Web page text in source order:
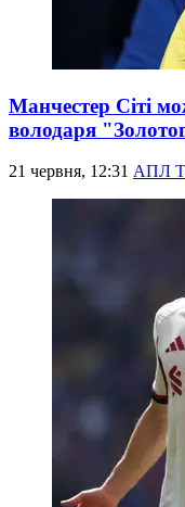
Манчестер Сіті
володаря
21 червня, 12:31 АПЛ